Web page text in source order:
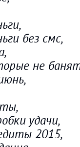
без смс,
не
удачи,
2015,